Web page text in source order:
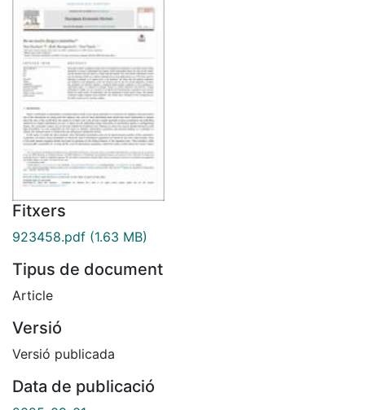
Fitxers
923458.pdf (1.63 MB)
Tipus de document
Article
Versió
Versió publicada
Data de publicació